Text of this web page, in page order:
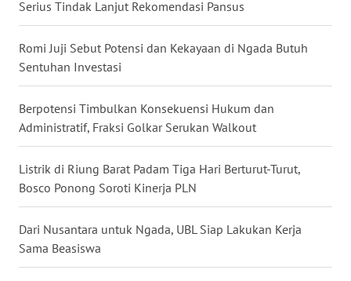
Serius Tindak Lanjut Rekomendasi Pansus
Romi Juji Sebut Potensi dan Kekayaan di Ngada Butuh
Sentuhan Investasi
Berpotensi Timbulkan Konsekuensi Hukum dan
Administratif, Fraksi Golkar Serukan Walkout
Listrik di Riung Barat Padam Tiga Hari Berturut-Turut,
Bosco Ponong Soroti Kinerja PLN
Dari Nusantara untuk Ngada, UBL Siap Lakukan Kerja
Sama Beasiswa
WN
KALTENG
KALTARA
KALSEL
KALTIM